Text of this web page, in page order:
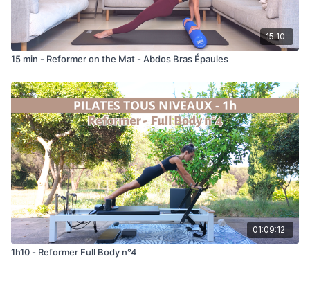
15:10
15 min - Reformer on the Mat - Abdos Bras Épaules
01:09:12
1h10 - Reformer Full Body n°4